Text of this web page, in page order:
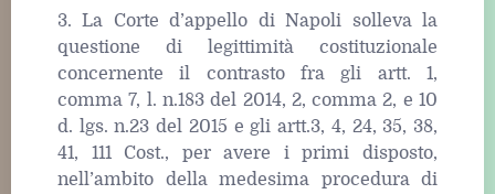
3. La Corte d’appello di Napoli solleva la
questione di legittimità costituzionale
concernente il contrasto fra gli artt. 1,
comma 7, l. n.183 del 2014, 2, comma 2, e 10
d. lgs. n.23 del 2015 e gli artt.3, 4, 24, 35, 38,
41, 111 Cost., per avere i primi disposto,
nell’ambito della medesima procedura di